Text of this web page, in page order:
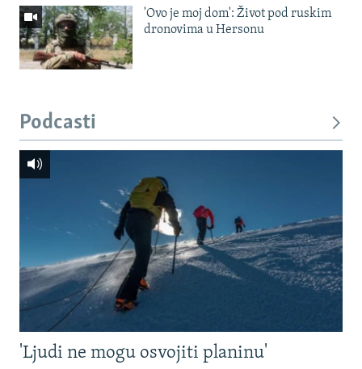
'Ovo je moj dom': Život pod ruskim
dronovima u Hersonu
Podcasti
'Ljudi ne mogu osvojiti planinu'